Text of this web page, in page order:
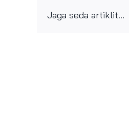
Jaga seda artiklit...